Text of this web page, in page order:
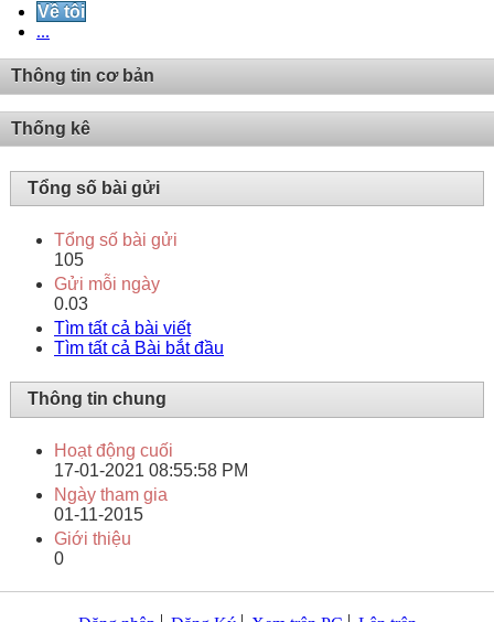
Về tôi
...
Thông tin cơ bản
Thống kê
Tổng số bài gửi
Tổng số bài gửi
105
Gửi mỗi ngày
0.03
Tìm tất cả bài viết
Tìm tất cả Bài bắt đầu
Thông tin chung
Hoạt động cuối
17-01-2021 08:55:58 PM
Ngày tham gia
01-11-2015
Giới thiệu
0